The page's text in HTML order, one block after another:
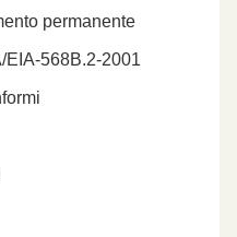
permanente
EIA-568B.2-2001